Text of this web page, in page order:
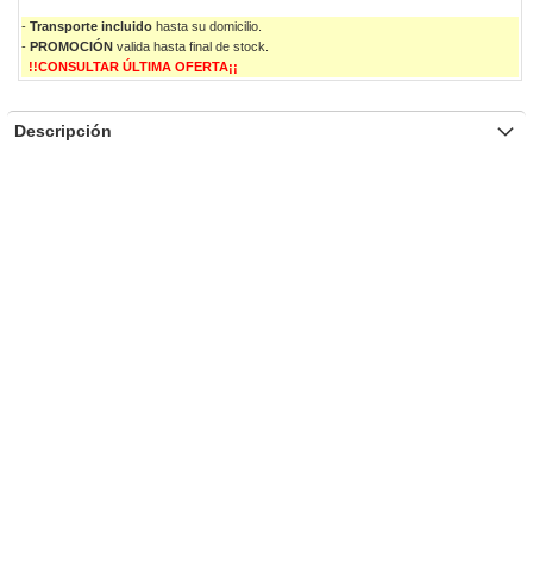
- Transporte incluido hasta su domicilio.
- PROMOCIÓN valida hasta final de stock.
!!CONSULTAR ÚLTIMA OFERTA¡¡
Descripción